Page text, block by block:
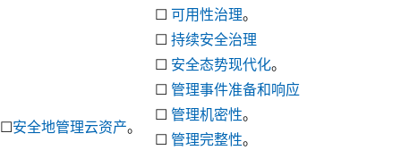
☐ 可用性治理。
☐ 持续安全治理
☐安全地管理云资产。
☐ 安全态势现代化。
☐ 管理事件准备和响应
☐ 管理机密性。
☐ 管理完整性。